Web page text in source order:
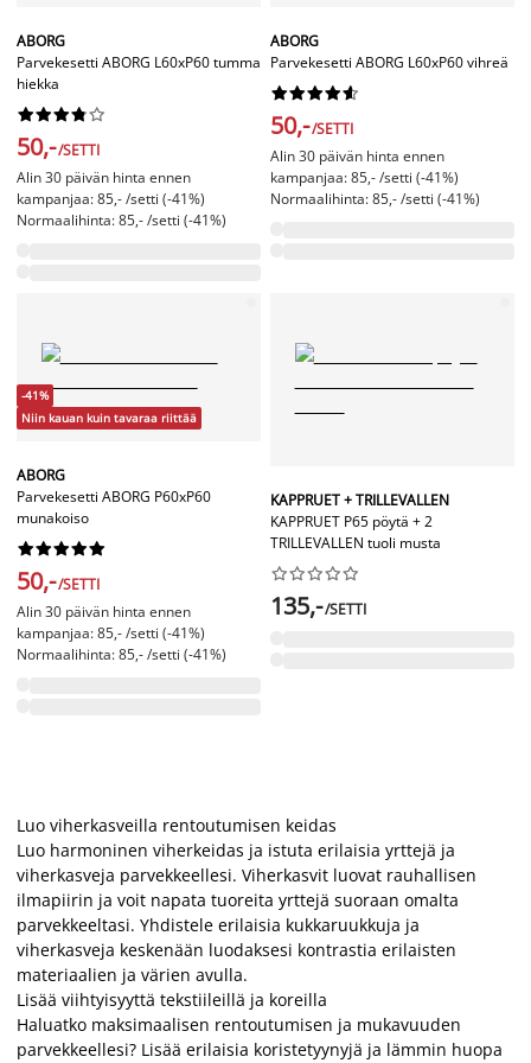
ABORG
Parvekesetti ABORG L60xP60 tumma
hiekka






50,-/SETTI
Alin 30 päivän hinta ennen
kampanjaa: 85,- /setti (-41%)
Normaalihinta: 85,- /setti (-41%)
ABORG
Parvekesetti ABORG L60xP60 vihreä






50,-/SETTI
Alin 30 päivän hinta ennen
kampanjaa: 85,- /setti (-41%)
Normaalihinta: 85,- /setti (-41%)
-41%
Niin kauan kuin tavaraa riittää
ABORG
Parvekesetti ABORG P60xP60
munakoiso






50,-/SETTI
Alin 30 päivän hinta ennen
kampanjaa: 85,- /setti (-41%)
Normaalihinta: 85,- /setti (-41%)
KAPPRUET + TRILLEVALLEN
KAPPRUET P65 pöytä + 2
TRILLEVALLEN tuoli musta






135,-/SETTI
Luo viherkasveilla rentoutumisen keidas
Luo harmoninen viherkeidas ja istuta erilaisia yrttejä ja
viherkasveja parvekkeellesi. Viherkasvit luovat rauhallisen
ilmapiirin ja voit napata tuoreita yrttejä suoraan omalta
parvekkeeltasi. Yhdistele erilaisia kukkaruukkuja ja
viherkasveja keskenään luodaksesi kontrastia erilaisten
materiaalien ja värien avulla.
Lisää viihtyisyyttä tekstiileillä ja koreilla
Haluatko maksimaalisen rentoutumisen ja mukavuuden
parvekkeellesi? Lisää erilaisia koristetyynyjä ja lämmin huopa